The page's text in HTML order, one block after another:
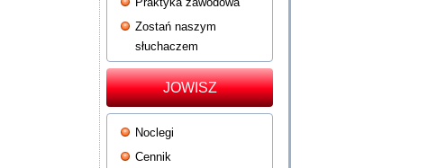
Zostań naszym
słuchaczem
JOWISZ
Noclegi
Cennik